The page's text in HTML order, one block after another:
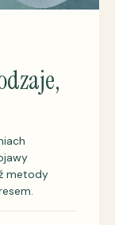
metody